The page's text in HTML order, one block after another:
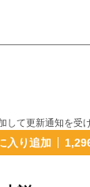
して更新通知を受
入り追加